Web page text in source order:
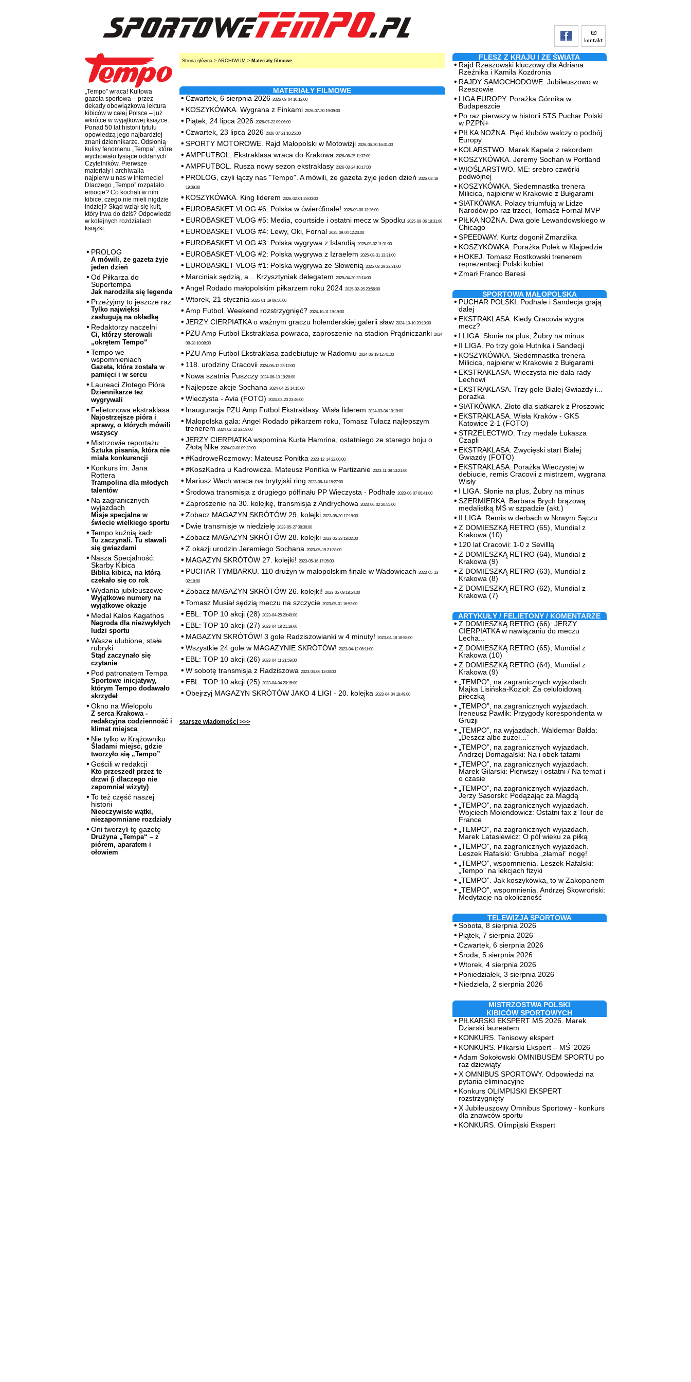
„Tempo” wraca! Kultowa
gazeta sportowa – przez
dekady obowiązkowa lektura
kibiców w całej Polsce – już
wkrótce w wyjątkowej książce.
Ponad 50 lat historii tytułu
opowiedzą jego najbardziej
znani dziennikarze. Odsłonią
kulisy fenomenu „Tempa”, które
wychowało tysiące oddanych
Czytelników. Pierwsze
materiały i archiwalia –
najpierw u nas w Internecie!
Dlaczego „Tempo” rozpalało
emocje? Co kochali w nim
kibice, czego nie mieli nigdzie
indziej? Skąd wziął się kult,
który trwa do dziś? Odpowiedzi
w kolejnych rozdziałach
książki:
PROLOG
A mówili, że gazeta żyje
jeden dzień
Od Piłkarza do
Supertempa
Jak narodziła się legenda
Przeżyjmy to jeszcze raz
Tylko najwięksi
zasługują na okładkę
Redaktorzy naczelni
Ci, którzy sterowali
„okrętem Tempo“
Tempo we
wspomnieniach
Gazeta, która została w
pamięci i w sercu
Laureaci Złotego Pióra
Dziennikarze też
wygrywali
Felietonowa ekstraklasa
Najostrzejsze pióra i
sprawy, o których mówili
wszyscy
Mistrzowie reportażu
Sztuka pisania, która nie
miała konkurencji
Konkurs im. Jana
Rottera
Trampolina dla młodych
talentów
Na zagranicznych
wyjazdach
Misje specjalne w
świecie wielkiego sportu
Tempo kuźnią kadr
Tu zaczynali. Tu stawali
się gwiazdami
Nasza Specjalność:
Skarby Kibica
Biblia kibica, na którą
czekało się co rok
Wydania jubileuszowe
Wyjątkowe numery na
wyjątkowe okazje
Medal Kalos Kagathos
Nagroda dla niezwykłych
ludzi sportu
Wasze ulubione, stałe
rubryki
Stąd zaczynało się
czytanie
Pod patronatem Tempa
Sportowe inicjatywy,
którym Tempo dodawało
skrzydeł
Okno na Wielopolu
Z serca Krakowa -
redakcyjna codzienność i
klimat miejsca
Nie tylko w Krążowniku
Śladami miejsc, gdzie
tworzyło się „Tempo”
Gościli w redakcji
Kto przeszedł przez te
drzwi (i dlaczego nie
zapomniał wizyty)
To też część naszej
historii
Nieoczywiste wątki,
niezapomniane rozdziały
Oni tworzyli tę gazetę
Drużyna „Tempa“ – z
piórem, aparatem i
ołowiem
Strona główna> ARCHIWUM > Materiały filmowe
MATERIAŁY FILMOWE
Czwartek, 6 sierpnia 2026 2026-08-04 10:12:00
KOSZYKÓWKA. Wygrana z Finkami 2026-07-30 19:09:00
Piątek, 24 lipca 2026 2026-07-22 09:06:00
Czwartek, 23 lipca 2026 2026-07-21 10:25:00
SPORTY MOTOROWE. Rajd Małopolski w Motowizji 2026-06-30 16:31:00
AMPFUTBOL. Ekstraklasa wraca do Krakowa 2026-06-25 11:37:00
AMPFUTBOL. Rusza nowy sezon ekstraklasy 2026-03-24 10:17:00
PROLOG, czyli łączy nas "Tempo". A mówili, że gazeta żyje jeden dzień 2026-03-18
19:09:00
KOSZYKÓWKA. King liderem 2026-02-01 23:00:00
EUROBASKET VLOG #6: Polska w ćwierćfinale! 2025-09-08 13:26:00
EUROBASKET VLOG #5: Media, courtside i ostatni mecz w Spodku 2025-09-06 18:31:00
EUROBASKET VLOG #4: Lewy, Oki, Fornal 2025-09-04 12:23:00
EUROBASKET VLOG #3: Polska wygrywa z Islandią 2025-09-02 11:31:00
EUROBASKET VLOG #2: Polska wygrywa z Izraelem 2025-08-31 13:31:00
EUROBASKET VLOG #1: Polska wygrywa ze Słowenią 2025-08-29 23:31:00
Marciniak sędzią, a... Krzysztyniak delegatem 2025-04-30 23:14:00
Angel Rodado małopolskim piłkarzem roku 2024 2025-02-26 23:56:00
Wtorek, 21 stycznia 2025-01-19 09:56:00
Amp Futbol. Weekend rozstrzygnięć? 2024-10-11 19:19:00
JERZY CIERPIATKA o ważnym graczu holenderskiej galerii sław 2024-10-10 20:10:00
PZU Amp Futbol Ekstraklasa powraca, zaproszenie na stadion Prądniczanki 2024-
08-28 10:08:00
PZU Amp Futbol Ekstraklasa zadebiutuje w Radomiu 2024-06-19 12:41:00
118. urodziny Cracovii 2024-06-13 23:12:00
Nowa szatnia Puszczy 2024-06-10 19:28:00
Najlepsze akcje Sochana 2024-04-25 14:15:00
Wieczysta - Avia (FOTO) 2024-03-23 23:46:00
Inauguracja PZU Amp Futbol Ekstraklasy. Wisła liderem 2024-03-04 10:19:00
Małopolska gala: Angel Rodado piłkarzem roku, Tomasz Tułacz najlepszym
trenerem 2024-02-12 23:59:00
JERZY CIERPIATKA wspomina Kurta Hamrina, ostatniego ze starego boju o
Złotą Nike 2024-02-08 09:23:00
#KadroweRozmowy: Mateusz Ponitka 2023-12-14 22:00:00
#KoszKadra u Kadrowicza. Mateusz Ponitka w Partizanie 2023-11-08 13:21:00
Mariusz Wach wraca na brytyjski ring 2023-06-14 16:27:00
Środowa transmisja z drugiego półfinału PP Wieczysta - Podhale 2023-06-07 06:41:00
Zaproszenie na 30. kolejkę, transmisja z Andrychowa 2023-06-02 20:55:00
Zobacz MAGAZYN SKRÓTÓW 29. kolejki 2023-05-30 17:18:00
Dwie transmisje w niedzielę 2023-05-27 08:36:00
Zobacz MAGAZYN SKRÓTÓW 28. kolejki 2023-05-23 18:02:00
Z okazji urodzin Jeremiego Sochana 2023-05-19 21:28:00
MAGAZYN SKRÓTÓW 27. kolejki! 2023-05-16 17:35:00
PUCHAR TYMBARKU. 110 drużyn w małopolskim finale w Wadowicach 2023-05-13
02:18:00
Zobacz MAGAZYN SKRÓTÓW 26. kolejki! 2023-05-09 18:54:00
Tomasz Musiał sędzią meczu na szczycie 2023-05-01 16:52:00
EBL: TOP 10 akcji (28) 2023-04-25 20:49:00
EBL: TOP 10 akcji (27) 2023-04-18 21:19:00
MAGAZYN SKRÓTÓW! 3 gole Radziszowianki w 4 minuty! 2023-04-18 18:58:00
Wszystkie 24 gole w MAGAZYNIE SKRÓTÓW! 2023-04-12 06:11:00
EBL: TOP 10 akcji (26) 2023-04-11 21:59:00
W sobotę transmisja z Radziszowa 2023-04-06 12:03:00
EBL: TOP 10 akcji (25) 2023-04-04 20:15:00
Obejrzyj MAGAZYN SKRÓTÓW JAKO 4 LIGI - 20. kolejka 2023-04-04 18:49:00
starsze wiadomości >>>
FLESZ Z KRAJU I ZE ŚWIATA
Rajd Rzeszowski kluczowy dla Adriana
Rzeźnika i Kamila Kozdronia
RAJDY SAMOCHODOWE. Jubileuszowo w
Rzeszowie
LIGA EUROPY. Porażka Górnika w
Budapeszcie
Po raz pierwszy w historii STS Puchar Polski
w PZPN+
PIŁKA NOŻNA. Pięć klubów walczy o podbój
Europy
KOLARSTWO. Marek Kapela z rekordem
KOSZYKÓWKA. Jeremy Sochan w Portland
WIOŚLARSTWO. ME: srebro czwórki
podwójnej
KOSZYKÓWKA. Siedemnastka trenera
Milicica, najpierw w Krakowie z Bułgarami
SIATKÓWKA. Polacy triumfują w Lidze
Narodów po raz trzeci, Tomasz Fornal MVP
PIŁKA NOŻNA. Dwa gole Lewandowskiego w
Chicago
SPEEDWAY. Kurtz dogonił Zmarzlika
KOSZYKÓWKA. Porażka Polek w Kłajpedzie
HOKEJ. Tomasz Rostkowski trenerem
reprezentacji Polski kobiet
Zmarł Franco Baresi
SPORTOWA MAŁOPOLSKA
PUCHAR POLSKI. Podhale i Sandecja grają
dalej
EKSTRAKLASA. Kiedy Cracovia wygra
mecz?
I LIGA. Słonie na plus, Żubry na minus
II LIGA. Po trzy gole Hutnika i Sandecji
KOSZYKÓWKA. Siedemnastka trenera
Milicica, najpierw w Krakowie z Bułgarami
EKSTRAKLASA. Wieczysta nie dała rady
Lechowi
EKSTRAKLASA. Trzy gole Białej Gwiazdy i...
porażka
SIATKÓWKA. Złoto dla siatkarek z Proszowic
EKSTRAKLASA. Wisła Kraków - GKS
Katowice 2-1 (FOTO)
STRZELECTWO. Trzy medale Łukasza
Czapli
EKSTRAKLASA. Zwycięski start Białej
Gwiazdy (FOTO)
EKSTRAKLASA. Porażka Wieczystej w
debiucie, remis Cracovii z mistrzem, wygrana
Wisły
I LIGA. Słonie na plus, Żubry na minus
SZERMIERKA. Barbara Brych brązową
medalistką MŚ w szpadzie (akt.)
II LIGA. Remis w derbach w Nowym Sączu
Z DOMIESZKĄ RETRO (65), Mundial z
Krakowa (10)
120 lat Cracovii: 1-0 z Sevilllą
Z DOMIESZKĄ RETRO (64), Mundial z
Krakowa (9)
Z DOMIESZKĄ RETRO (63), Mundial z
Krakowa (8)
Z DOMIESZKĄ RETRO (62), Mundial z
Krakowa (7)
ARTYKUŁY / FELIETONY / KOMENTARZE
Z DOMIESZKĄ RETRO (66): JERZY
CIERPIATKA w nawiązaniu do meczu
Lecha...
Z DOMIESZKĄ RETRO (65), Mundial z
Krakowa (10)
Z DOMIESZKĄ RETRO (64), Mundial z
Krakowa (9)
„TEMPO”, na zagranicznych wyjazdach.
Majka Lisińska-Kozioł: Za celuloidową
piłeczką
„TEMPO”, na zagranicznych wyjazdach.
Ireneusz Pawlik: Przygody korespondenta w
Gruzji
„TEMPO”, na wyjazdach. Waldemar Bałda:
„Deszcz albo żużel…”
„TEMPO”, na zagranicznych wyjazdach.
Andrzej Domagalski: Na i obok tatami
„TEMPO”, na zagranicznych wyjazdach.
Marek Gilarski: Pierwszy i ostatni / Na temat i
o czasie
„TEMPO”, na zagranicznych wyjazdach.
Jerzy Sasorski: Podążając za Magdą
„TEMPO”, na zagranicznych wyjazdach.
Wojciech Molendowicz: Ostatni fax z Tour de
France
„TEMPO”, na zagranicznych wyjazdach.
Marek Latasiewicz: O pół wieku za piłką
„TEMPO”, na zagranicznych wyjazdach.
Leszek Rafalski: Grubba „złamał” nogę!
„TEMPO”, wspomnienia. Leszek Rafalski:
„Tempo” na lekcjach fizyki
„TEMPO”. Jak koszykówka, to w Zakopanem
„TEMPO”, wspomnienia. Andrzej Skowroński:
Medytacje na okoliczność
TELEWIZJA SPORTOWA
Sobota, 8 sierpnia 2026
Piątek, 7 sierpnia 2026
Czwartek, 6 sierpnia 2026
Środa, 5 sierpnia 2026
Wtorek, 4 sierpnia 2026
Poniedziałek, 3 sierpnia 2026
Niedziela, 2 sierpnia 2026
MISTRZOSTWA POLSKI
KIBICÓW SPORTOWYCH
PIŁKARSKI EKSPERT MŚ 2026. Marek
Dziarski laureatem
KONKURS. Tenisowy ekspert
KONKURS. Piłkarski Ekspert – MŚ '2026
Adam Sokołowski OMNIBUSEM SPORTU po
raz dziewiąty
X OMNIBUS SPORTOWY. Odpowiedzi na
pytania eliminacyjne
Konkurs OLIMPIJSKI EKSPERT
rozstrzygnięty
X Jubileuszowy Omnibus Sportowy - konkurs
dla znawców sportu
KONKURS. Olimpijski Ekspert